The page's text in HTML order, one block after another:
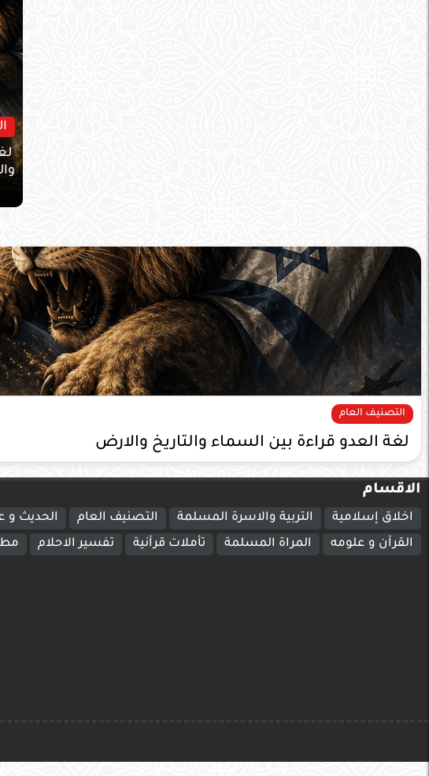
التصنيف العام
لغة العدو قراءة بين السماء والتاريخ والارض
الاقسام
اخلاق إسلامية التربية والاسرة المسلمة التصنيف العام الحديث و
القرآن و علومه
المراة المسلمة تأملات قرآنية تفسير الاحلام